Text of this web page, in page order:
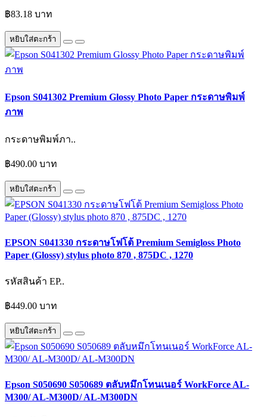
฿83.18 บาท
หยิบใส่ตะกร้า
Epson S041302 Premium Glossy Photo Paper กระดาษพิมพ์
ภาพ
กระดาษพิมพ์ภา..
฿490.00 บาท
หยิบใส่ตะกร้า
EPSON S041330 กระดาษโฟโต้ Premium Semigloss Photo
Paper (Glossy) stylus photo 870 , 875DC , 1270
รหัสสินค้า EP..
฿449.00 บาท
หยิบใส่ตะกร้า
Epson S050690 S050689 ตลับหมึกโทนเนอร์ WorkForce AL-
M300/ AL-M300D/ AL-M300DN